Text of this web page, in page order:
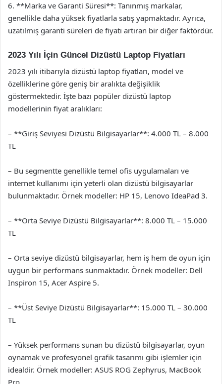
6. **Marka ve Garanti Süresi**: Tanınmış markalar,
genellikle daha yüksek fiyatlarla satış yapmaktadır. Ayrıca,
uzatılmış garanti süreleri de fiyatı artıran bir diğer faktördür.
2023 Yılı İçin Güncel Dizüstü Laptop Fiyatları
2023 yılı itibarıyla dizüstü laptop fiyatları, model ve
özelliklerine göre geniş bir aralıkta değişiklik
göstermektedir. İşte bazı popüler dizüstü laptop
modellerinin fiyat aralıkları:
– **Giriş Seviyesi Dizüstü Bilgisayarlar**: 4.000 TL – 8.000
TL
– Bu segmentte genellikle temel ofis uygulamaları ve
internet kullanımı için yeterli olan dizüstü bilgisayarlar
bulunmaktadır. Örnek modeller: HP 15, Lenovo IdeaPad 3.
– **Orta Seviye Dizüstü Bilgisayarlar**: 8.000 TL – 15.000
TL
– Orta seviye dizüstü bilgisayarlar, hem iş hem de oyun için
uygun bir performans sunmaktadır. Örnek modeller: Dell
Inspiron 15, Acer Aspire 5.
– **Üst Seviye Dizüstü Bilgisayarlar**: 15.000 TL – 30.000
TL
– Yüksek performans sunan bu dizüstü bilgisayarlar, oyun
oynamak ve profesyonel grafik tasarımı gibi işlemler için
idealdir. Örnek modeller: ASUS ROG Zephyrus, MacBook
Pro.